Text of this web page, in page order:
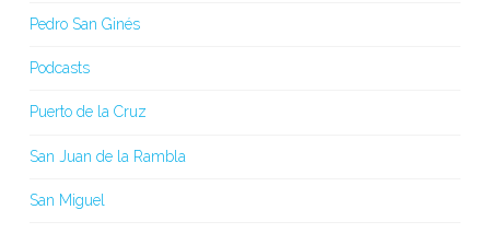
Pedro San Ginés
Podcasts
Puerto de la Cruz
San Juan de la Rambla
San Miguel